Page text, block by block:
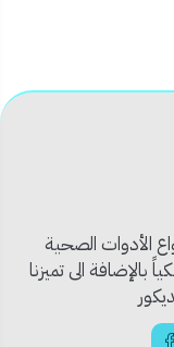
سهل
أو إكسسوارات
الأدوات الصحية
بالإضافة الى تميزنا